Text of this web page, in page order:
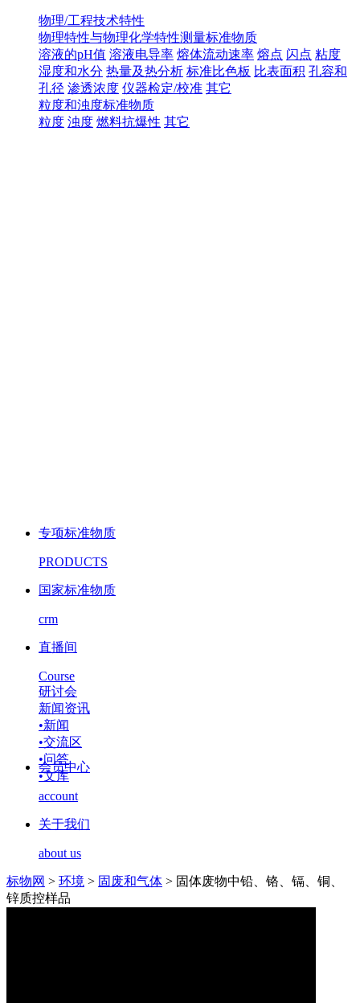
物理/工程技术特性
物理特性与物理化学特性测量标准物质
溶液的pH值 溶液电导率 熔体流动速率 熔点 闪点 粘度
湿度和水分 热量及热分析 标准比色板 比表面积 孔容和
孔径 渗透浓度 仪器检定/校准 其它
粒度和浊度标准物质
粒度 浊度 燃料抗爆性 其它
专项标准物质
PRODUCTS
国家标准物质
crm
直播间
Course
研讨会
新闻资讯
•新闻
•交流区
•问答
•文库
会员中心
account
关于我们
about us
标物网 > 环境 > 固废和气体 > 固体废物中铅、铬、镉、铜、
锌质控样品